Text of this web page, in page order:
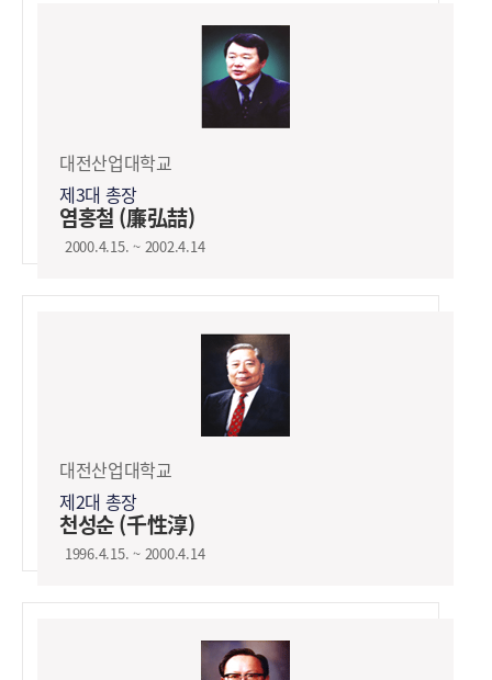
대전산업대학교
제3대 총장
염홍철 (廉弘喆)
2000.4.15. ~ 2002.4.14
대전산업대학교
제2대 총장
천성순 (千性淳)
1996.4.15. ~ 2000.4.14